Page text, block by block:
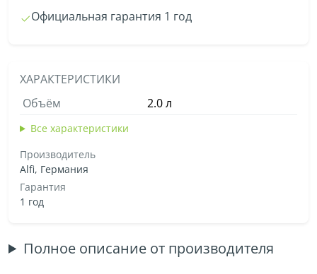
Официальная гарантия 1 год
ХАРАКТЕРИСТИКИ
Объём
2.0 л
Все характеристики
Производитель
Alfi, Германия
Гарантия
1 год
Полное описание от производителя